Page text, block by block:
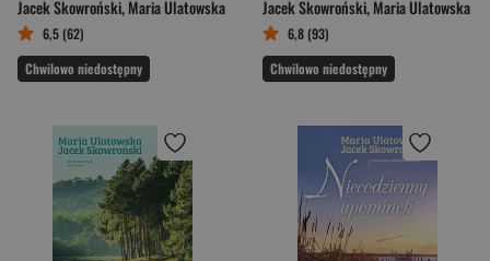
Jacek Skowroński,Maria Ulatowska
6,5 (62)
Chwilowo niedostępny
Jacek Skowroński,Maria Ulatowska
6,8 (93)
Chwilowo niedostępny